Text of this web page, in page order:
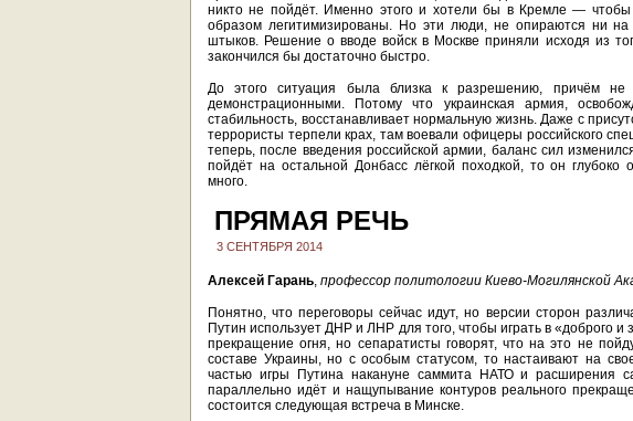
никто не пойдёт. Именно этого и хотели бы в Кремле —
образом легитимизированы. Но эти люди, не опираются ни на
штыков. Решение о вводе войск в Москве приняли исходя из
закончился бы достаточно быстро.
До этого ситуация была близка к разрешению, причём
демонстрационными. Потому что украинская армия,
стабильность, восстанавливает нормальную жизнь. Даже с
террористы терпели крах, там воевали офицеры российского
теперь, после введения российской армии, баланс сил
пойдёт на остальной Донбасс лёгкой походкой, то он глубоко
много.
ПРЯМАЯ РЕЧЬ
3 СЕНТЯБРЯ 2014
Алексей Гарань, профессор политологии Киево-Могилянской
Понятно, что переговоры сейчас идут, но версии сторон
Путин использует ДНР и ЛНР для того, чтобы играть в «доброго и
прекращение огня, но сепаратисты говорят, что на это не
составе Украины, но с особым статусом, то настаивают на
частью игры Путина накануне саммита НАТО и расширения
параллельно идёт и нащупывание контуров реального
состоится следующая встреча в Минске.